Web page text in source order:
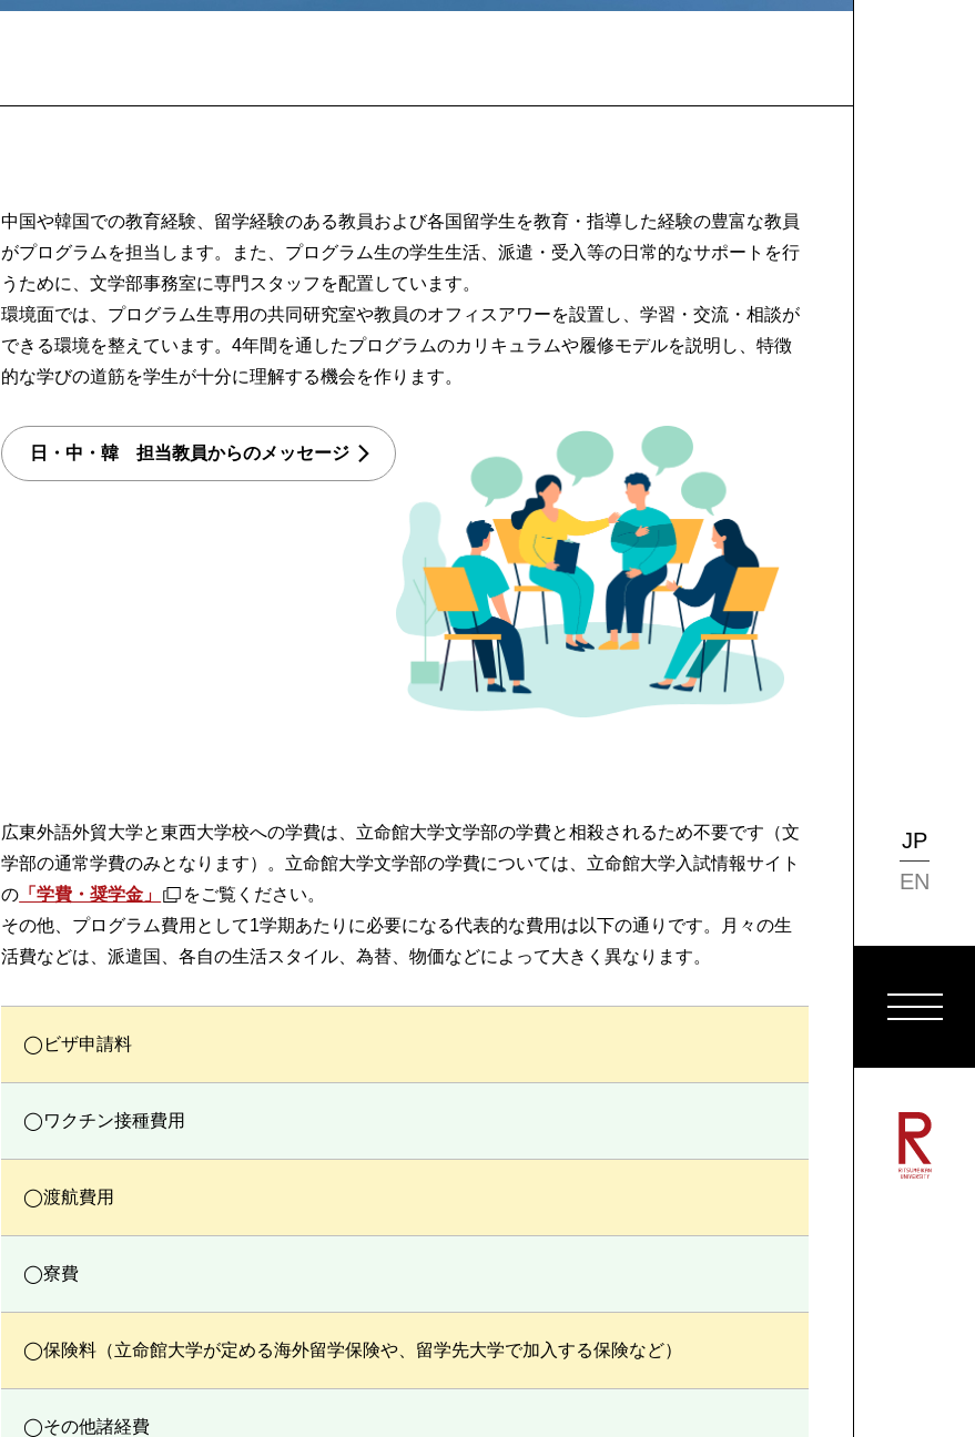
JP
EN
TOP
キャ
数字
中国や韓国での教育経験、留学経験のある教員および各国留学生を教育・指導した経験の豊富な教員
がプログラムを担当します。また、プログラム生の学生生活、派遣・受入等の日常的なサポートを行
うために、文学部事務室に専門スタッフを配置しています。
環境面では、プログラム生専用の共同研究室や教員のオフィスアワーを設置し、学習・交流・相談が
できる環境を整えています。4年間を通したプログラムのカリキュラムや履修モデルを説明し、特徴
的な学びの道筋を学生が十分に理解する機会を作ります。
日・中・韓 担当教員からのメッセージ
広東外語外貿大学と東西大学校への学費は、立命館大学文学部の学費と相殺されるため不要です（文
学部の通常学費のみとなります）。立命館大学文学部の学費については、立命館大学入試情報サイト
の 「学費・奨学金」
をご覧ください。
その他、プログラム費用として1学期あたりに必要になる代表的な費用は以下の通りです。月々の生
活費などは、派遣国、各自の生活スタイル、為替、物価などによって大きく異なります。
ビザ申請料
ワクチン接種費用
渡航費用
寮費
保険料（立命館大学が定める海外留学保険や、留学先大学で加入する保険など）
その他諸経費